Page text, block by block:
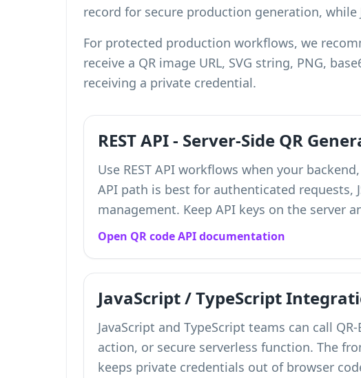
record for secure production generation,
For protected production workflows, we
receive a QR image URL, SVG string, PNG,
receiving a private credential.
REST API - Server-Side QR
Use REST API workflows when your
API path is best for authenticated requests,
management. Keep API keys on the server
Open QR code API documentation
JavaScript / TypeScript
JavaScript and TypeScript teams can call
action, or secure serverless function. The
keeps private credentials out of browser